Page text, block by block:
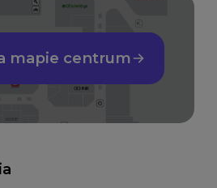
mapie centrum